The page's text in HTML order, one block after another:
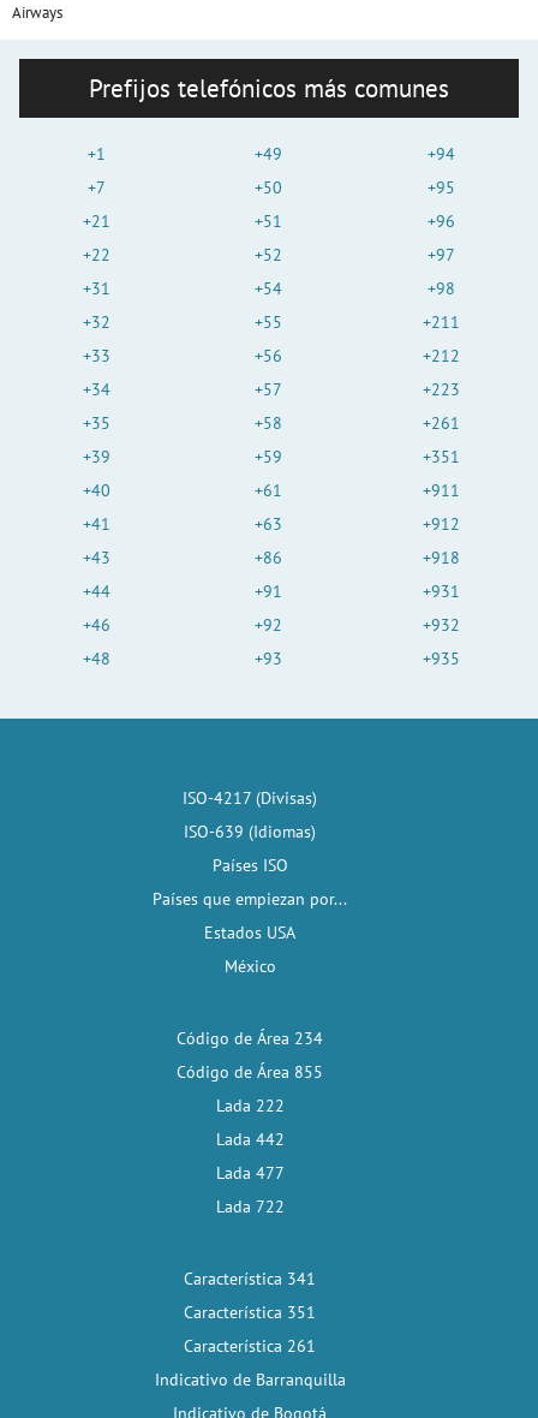
Airways
Prefijos telefónicos más comunes
+1
+7
+21
+22
+31
+32
+33
+34
+35
+39
+40
+41
+43
+44
+46
+48
+49
+50
+51
+52
+54
+55
+56
+57
+58
+59
+61
+63
+86
+91
+92
+93
+94
+95
+96
+97
+98
+211
+212
+223
+261
+351
+911
+912
+918
+931
+932
+935
ISO-4217 (Divisas)
ISO-639 (Idiomas)
Países ISO
Países que empiezan por...
Estados USA
México
Código de Área 234
Código de Área 855
Lada 222
Lada 442
Lada 477
Lada 722
Característica 341
Característica 351
Característica 261
Indicativo de Barranquilla
Indicativo de Bogotá